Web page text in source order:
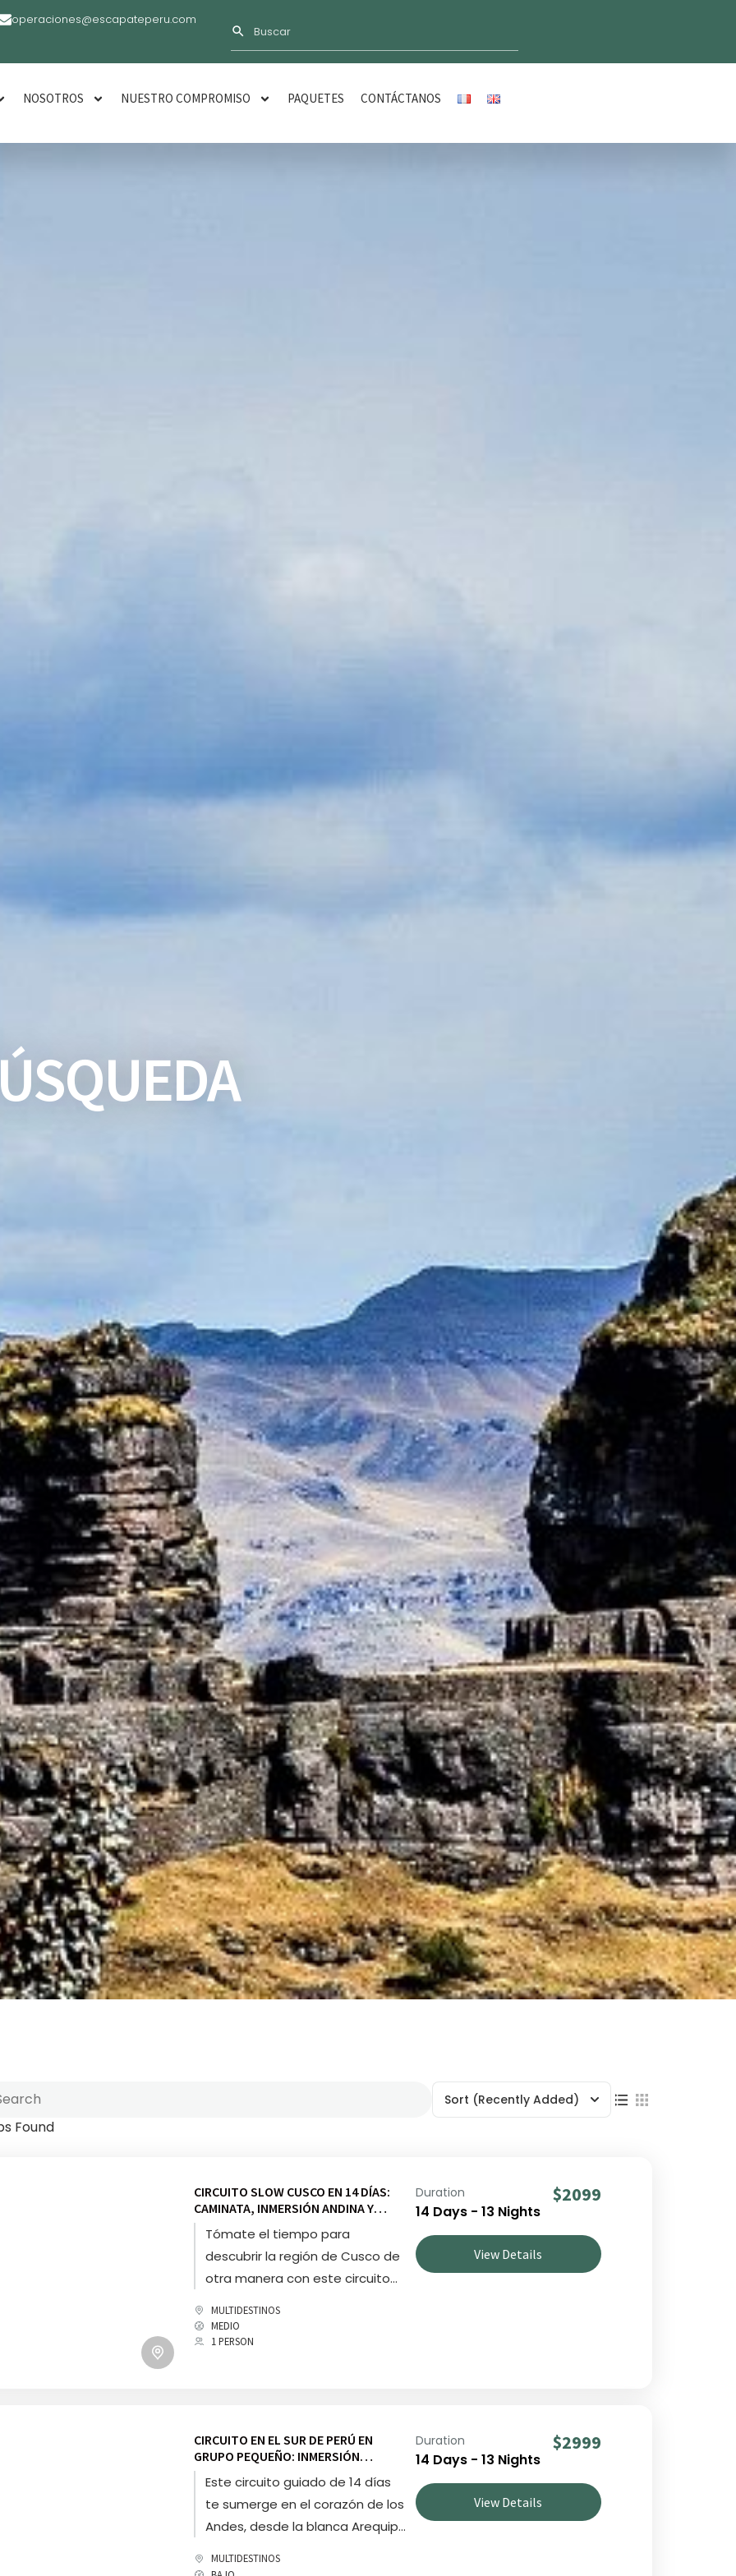
operaciones@escapateperu.com
NOSOTROS NUESTRO COMPROMISO PAQUETES CONTÁCTANOS
Sort (Recently Added)
Found
CIRCUITO SLOW CUSCO EN 14 DÍAS:
CAMINATA, INMERSIÓN ANDINA Y
MACHU PICCHU
Tómate el tiempo para
descubrir la región de Cusco de
otra manera con este circuito
caminata fuera de lo común de
Huchuy Qosqo, las noches en
Machu Picchu, vive una aventura
andina auténtica y humana,
garantizada a partir de 2
participantes.
MULTIDESTINOS
MEDIO
1 PERSON
Duration
14 Days - 13 Nights
$2099
View Details
CIRCUITO EN EL SUR DE PERÚ EN
GRUPO PEQUEÑO: INMERSIÓN
ANDINA, LAGO TITICACA Y MACHU
PICCHU
Este circuito guiado de 14 días
te sumerge en el corazón de los
Andes, desde la blanca Arequipa
Entre noches en casas de
MULTIDESTINOS
Duration
14 Days - 13 Nights
$2999
View Details